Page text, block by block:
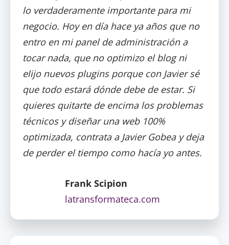
lo verdaderamente importante para mi
negocio. Hoy en dí­a hace ya años que no
entro en mi panel de administración a
tocar nada, que no optimizo el blog ni
elijo nuevos plugins porque con Javier sé
que todo estará dónde debe de estar. Si
quieres quitarte de encima los problemas
técnicos y diseñar una web 100%
optimizada, contrata a Javier Gobea y deja
de perder el tiempo como hací­a yo antes.
Frank Scipion
latransformateca.com